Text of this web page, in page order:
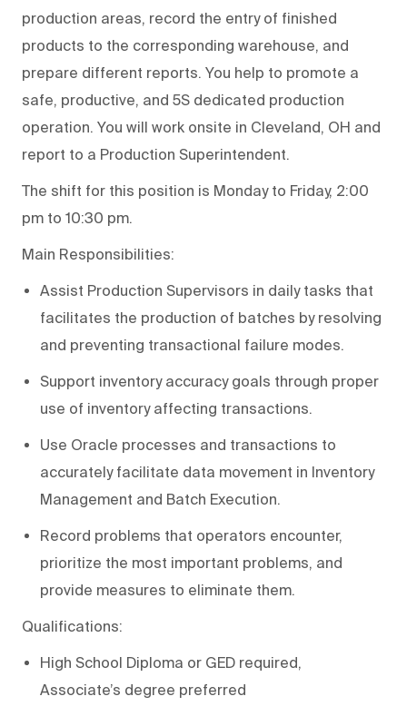
production areas, record the entry of finished
products to the corresponding warehouse, and
prepare different reports. You help to promote a
safe, productive, and 5S dedicated production
operation. You will work onsite in Cleveland, OH and
report to a Production Superintendent.
The shift for this position is Monday to Friday, 2:00
pm to 10:30 pm.
Main Responsibilities:
Assist Production Supervisors in daily tasks that
facilitates the production of batches by resolving
and preventing transactional failure modes.
Support inventory accuracy goals through proper
use of inventory affecting transactions.
Use Oracle processes and transactions to
accurately facilitate data movement in Inventory
Management and Batch Execution.
Record problems that operators encounter,
prioritize the most important problems, and
provide measures to eliminate them.
Qualifications:
High School Diploma or GED required,
Associate’s degree preferred